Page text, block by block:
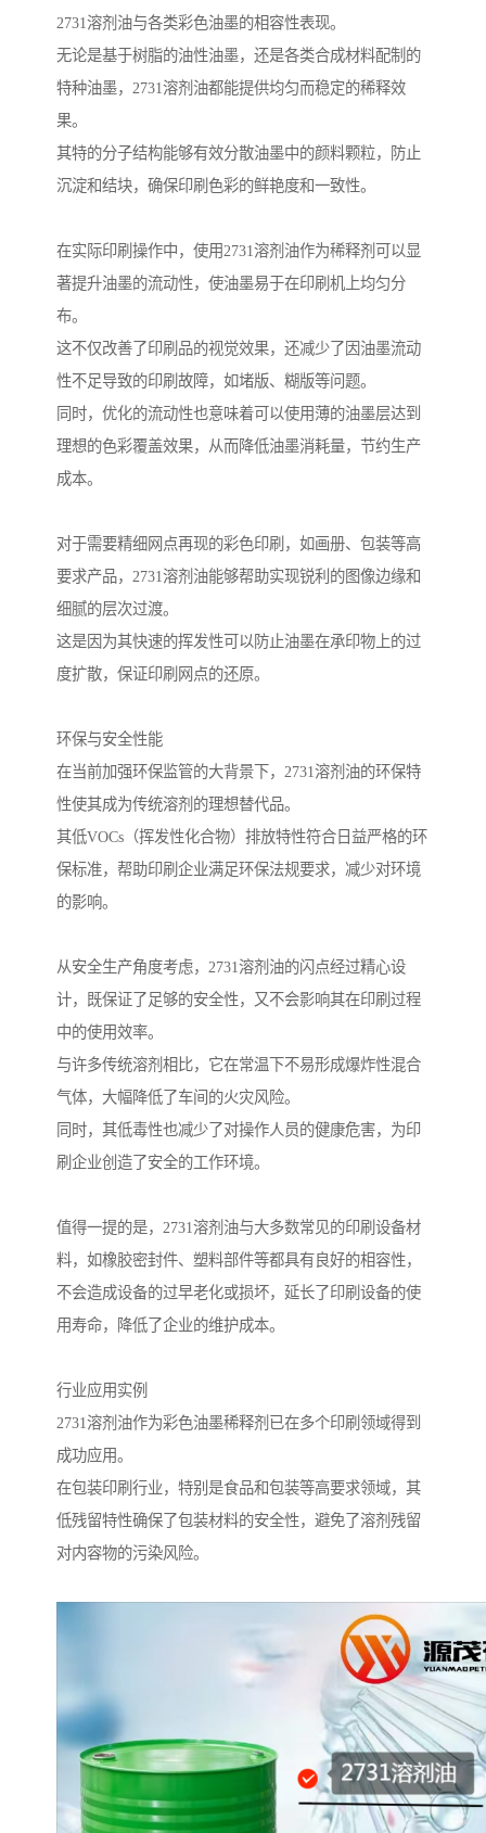
2731溶剂油与各类彩色油墨的相容性表现。
无论是基于树脂的油性油墨，还是各类合成材料配制的
特种油墨，2731溶剂油都能提供均匀而稳定的稀释效
果。
其特的分子结构能够有效分散油墨中的颜料颗粒，防止
沉淀和结块，确保印刷色彩的鲜艳度和一致性。
在实际印刷操作中，使用2731溶剂油作为稀释剂可以显
著提升油墨的流动性，使油墨易于在印刷机上均匀分
布。
这不仅改善了印刷品的视觉效果，还减少了因油墨流动
性不足导致的印刷故障，如堵版、糊版等问题。
同时，优化的流动性也意味着可以使用薄的油墨层达到
理想的色彩覆盖效果，从而降低油墨消耗量，节约生产
成本。
对于需要精细网点再现的彩色印刷，如画册、包装等高
要求产品，2731溶剂油能够帮助实现锐利的图像边缘和
细腻的层次过渡。
这是因为其快速的挥发性可以防止油墨在承印物上的过
度扩散，保证印刷网点的还原。
环保与安全性能
在当前加强环保监管的大背景下，2731溶剂油的环保特
性使其成为传统溶剂的理想替代品。
其低VOCs（挥发性化合物）排放特性符合日益严格的环
保标准，帮助印刷企业满足环保法规要求，减少对环境
的影响。
从安全生产角度考虑，2731溶剂油的闪点经过精心设
计，既保证了足够的安全性，又不会影响其在印刷过程
中的使用效率。
与许多传统溶剂相比，它在常温下不易形成爆炸性混合
气体，大幅降低了车间的火灾风险。
同时，其低毒性也减少了对操作人员的健康危害，为印
刷企业创造了安全的工作环境。
值得一提的是，2731溶剂油与大多数常见的印刷设备材
料，如橡胶密封件、塑料部件等都具有良好的相容性，
不会造成设备的过早老化或损坏，延长了印刷设备的使
用寿命，降低了企业的维护成本。
行业应用实例
2731溶剂油作为彩色油墨稀释剂已在多个印刷领域得到
成功应用。
在包装印刷行业，特别是食品和包装等高要求领域，其
低残留特性确保了包装材料的安全性，避免了溶剂残留
对内容物的污染风险。